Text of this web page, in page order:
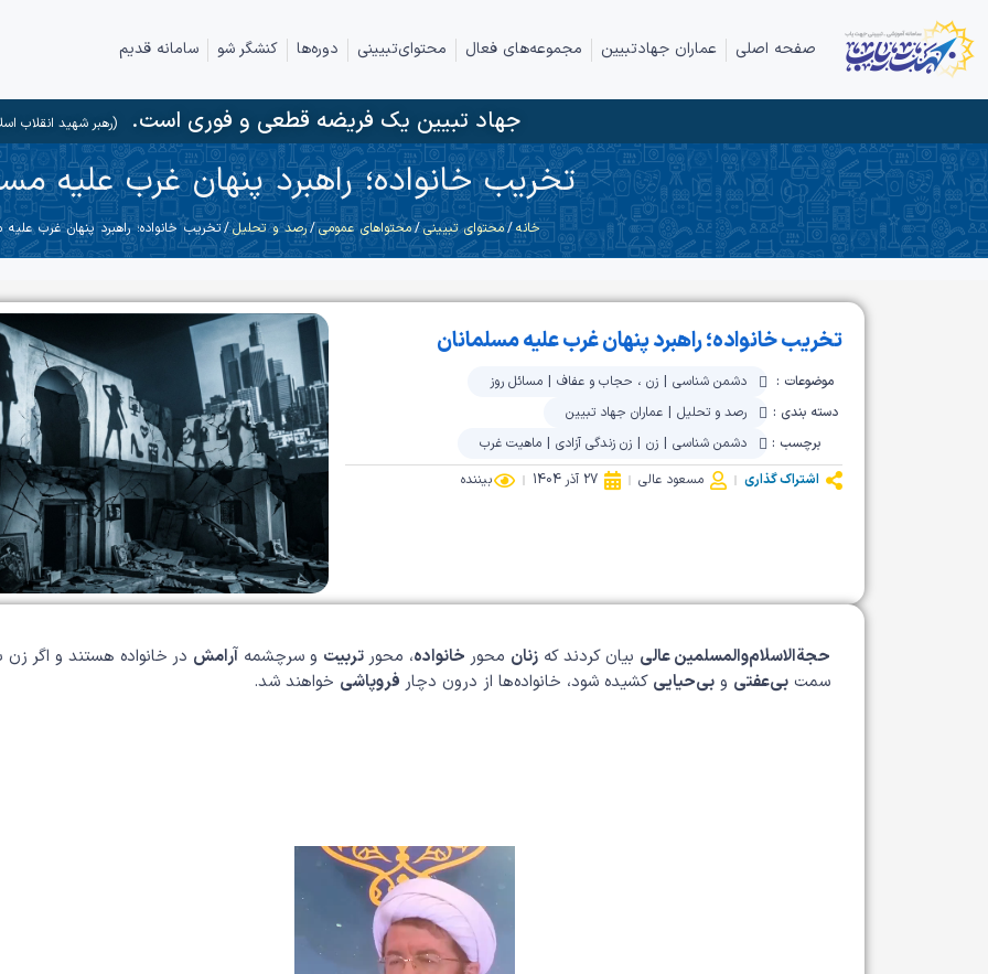
صفحه اصلی عماران جهادتبیین مجموعه‌های فعال محتوای‌تبیینی دوره‌ها کنشگر شو سامانه قدیم
جهاد تبیین یک فریضه قطعی و فوری است.(رهبر شهید انقلاب
تخریب خانواده؛ راهبرد پنهان غرب علیه
خانه/محتوای تبیینی/محتواهای عمومی/رصد و تحلیل/ تخریب خانواده؛ راهبرد پنهان غرب علیه
تخریب خانواده؛ راهبرد پنهان غرب علیه مسلمانان
موضوعات : دشمن شناسی| زن ، حجاب و عفاف| مسائل روز
دسته بندی :
رصد و تحلیل| عماران جهاد تبیین
برچسب :
دشمن شناسی| زن| زن زندگی آزادی| ماهیت غرب
اشتراک گذاری
مسعود عالی 27 آذر 1404 بیننده
حجة‌الاسلام‌والمسلمین عالی بیان کردند که زنان محور خانواده، محور تربیت و سرچشمه آرامش در خانواده هستند و اگر زن
سمت بی‌عفتی و بی‌حیایی کشیده شود، خانواده‌ها از درون دچار فروپاشی خواهند شد.